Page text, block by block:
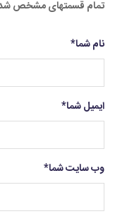
تمام قسمتهای مشخص
نام شما*
ایمیل شما*
وب سایت شما*